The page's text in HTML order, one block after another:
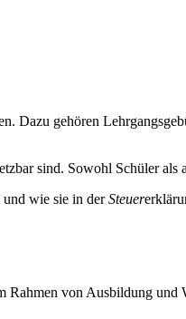
Dazu gehören
sind. Sowohl Schüler
wie sie in derSteuer
von Ausbildung und